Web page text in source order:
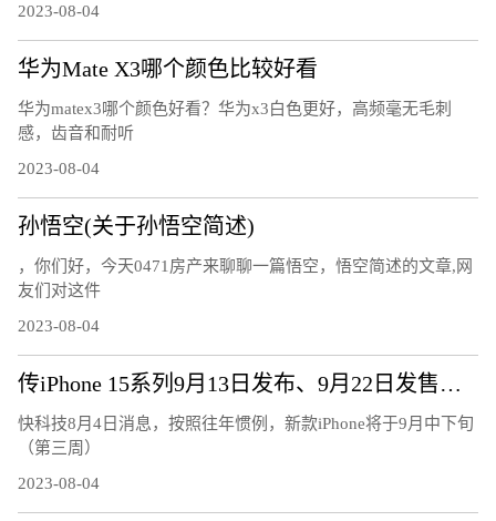
2023-08-04
华为Mate X3哪个颜色比较好看
华为matex3哪个颜色好看？华为x3白色更好，高频毫无毛刺
感，齿音和耐听
2023-08-04
孙悟空(关于孙悟空简述)
，你们好，今天0471房产来聊聊一篇悟空，悟空简述的文章,网
友们对这件
2023-08-04
传iPhone 15系列9月13日发布、9月22日发售：7大升级、或售5999元起
快科技8月4日消息，按照往年惯例，新款iPhone将于9月中下旬
（第三周）
2023-08-04